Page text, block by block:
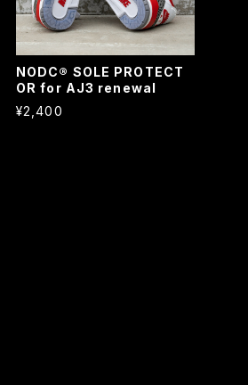
NODC® SOLE PROTECT
OR for AJ3 renewal
¥2,400